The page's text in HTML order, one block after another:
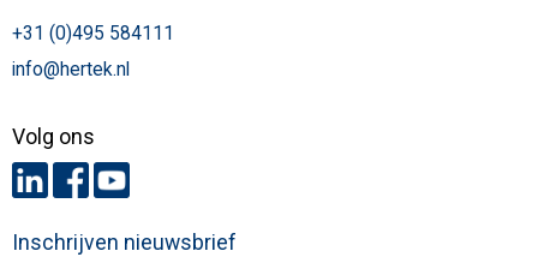
+31 (0)495 584111
info@hertek.nl
Volg ons
Inschrijven nieuwsbrief